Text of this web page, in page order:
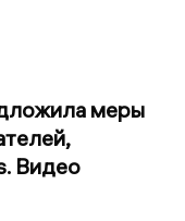
меры
Видео